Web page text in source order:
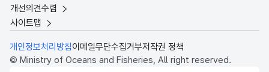
개선의견수렴
사이트맵
개인정보처리방침이메일무단수집거부저작권 정책
© Ministry of Oceans and Fisheries, All right reserved.